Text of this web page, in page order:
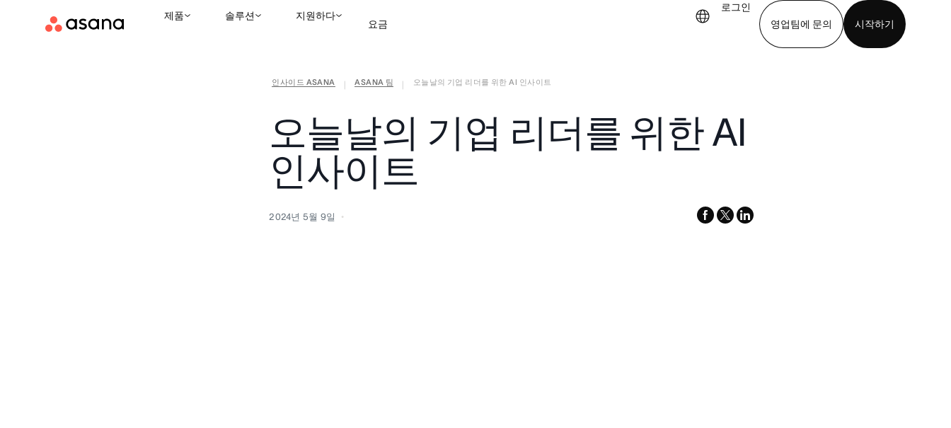
제품 솔루션 지원하다
요금
로그인
영업팀에 문의
시작하기
영업팀에 문의
인사이드 ASANA ASANA 팀 오늘날의 기업 리더를 위한 AI 인사이트
오늘날의 기업 리더를 위한 AI
인사이트
2024년 5월 9일 facebook
x-
linkedin